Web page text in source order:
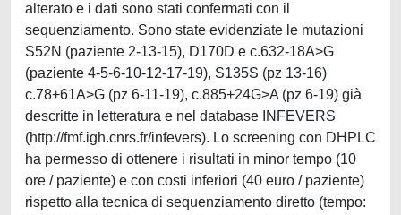
alterato e i dati sono stati confermati con il
sequenziamento. Sono state evidenziate le mutazioni
S52N (paziente 2-13-15), D170D e c.632-18A>G
(paziente 4-5-6-10-12-17-19), S135S (pz 13-16)
c.78+61A>G (pz 6-11-19), c.885+24G>A (pz 6-19) già
descritte in letteratura e nel database INFEVERS
(http://fmf.igh.cnrs.fr/infevers). Lo screening con DHPLC
ha permesso di ottenere i risultati in minor tempo (10
ore / paziente) e con costi inferiori (40 euro / paziente)
rispetto alla tecnica di sequenziamento diretto (tempo: